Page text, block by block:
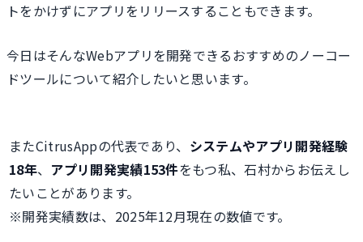
トをかけずにアプリをリリースすることもできます。
今日はそんなWebアプリを開発できるおすすめのノーコー
ドツールについて紹介したいと思います。
またCitrusAppの代表であり、 システムやアプリ開発経験
18年、 アプリ開発実績153件をもつ私、石村からお伝えし
たいことがあります。
※開発実績数は、2025年12月現在の数値です。